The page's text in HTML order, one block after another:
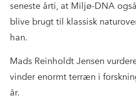
seneste årti, at Miljø-DNA
blive brugt til klassisk
han.
Mads Reinholdt Jensen
vinder enormt terræn i
år.